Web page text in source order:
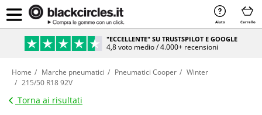
Aiuto Carrello
"ECCELLENTE" SU TRUSTSPILOT E GOOGLE
4,8 voto medio / 4.000+ recensioni
Home Marche pneumatici Pneumatici Cooper
Winter
215/50 R18 92V
Torna ai risultati